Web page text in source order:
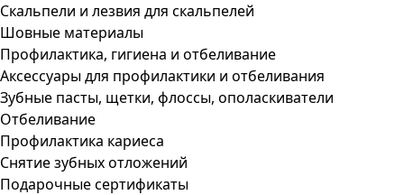
Скальпели и лезвия для скальпелей
Шовные материалы
Профилактика, гигиена и отбеливание
Аксессуары для профилактики и отбеливания
Зубные пасты, щетки, флоссы, ополаскиватели
Отбеливание
Профилактика кариеса
Снятие зубных отложений
Подарочные сертификаты